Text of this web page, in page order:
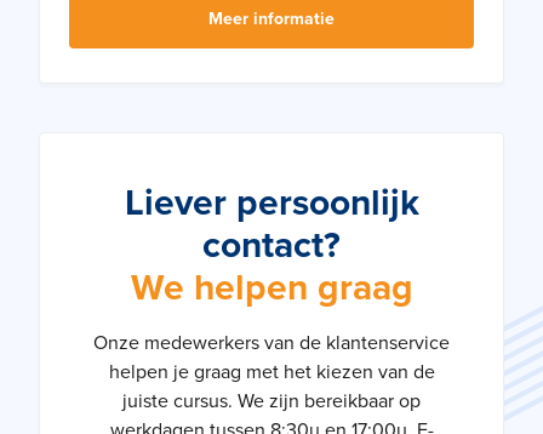
Meer informatie
Liever persoonlijk
contact?
We helpen graag
Onze medewerkers van de klantenservice
helpen je graag met het kiezen van de
juiste cursus. We zijn bereikbaar op